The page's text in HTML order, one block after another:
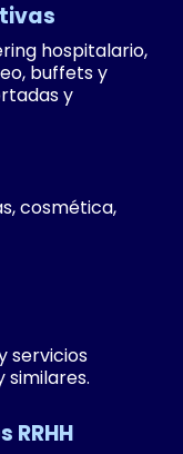
hospitalario,
buffets y
y
cosmética,
servicios
similares.
RRHH